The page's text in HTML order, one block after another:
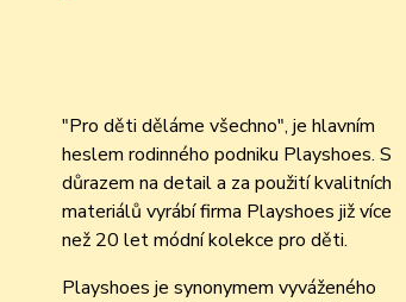
"Pro děti děláme všechno", je hlavním
heslem rodinného podniku Playshoes. S
důrazem na detail a za použití kvalitních
materiálů vyrábí firma Playshoes již více
než 20 let módní kolekce pro děti.
Playshoes je synonymem vyváženého